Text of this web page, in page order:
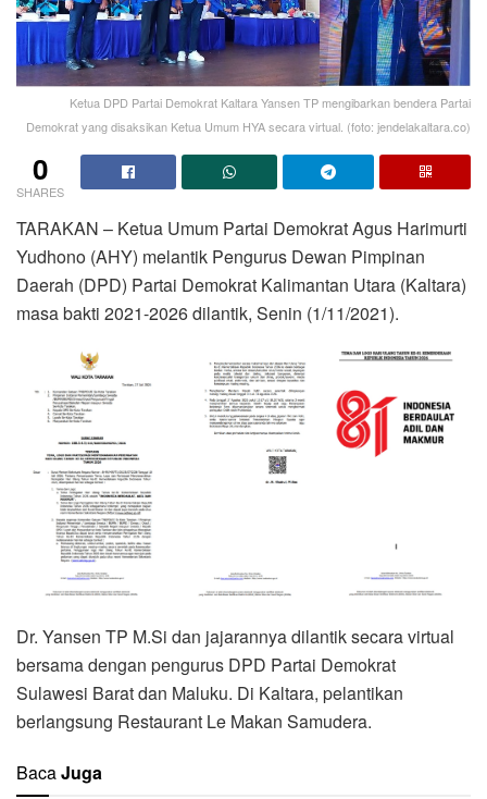
Ketua DPD Partai Demokrat Kaltara Yansen TP mengibarkan bendera Partai
Demokrat yang disaksikan Ketua Umum HYA secara virtual. (foto: jendelakaltara.co)
0
SHARES
TARAKAN – Ketua Umum Partai Demokrat Agus Harimurti
Yudhono (AHY) melantik Pengurus Dewan Pimpinan
Daerah (DPD) Partai Demokrat Kalimantan Utara (Kaltara)
masa bakti 2021-2026 dilantik, Senin (1/11/2021).
Dr. Yansen TP M.Si dan jajarannya dilantik secara virtual
bersama dengan pengurus DPD Partai Demokrat
Sulawesi Barat dan Maluku. Di Kaltara, pelantikan
berlangsung Restaurant Le Makan Samudera.
BacaJuga